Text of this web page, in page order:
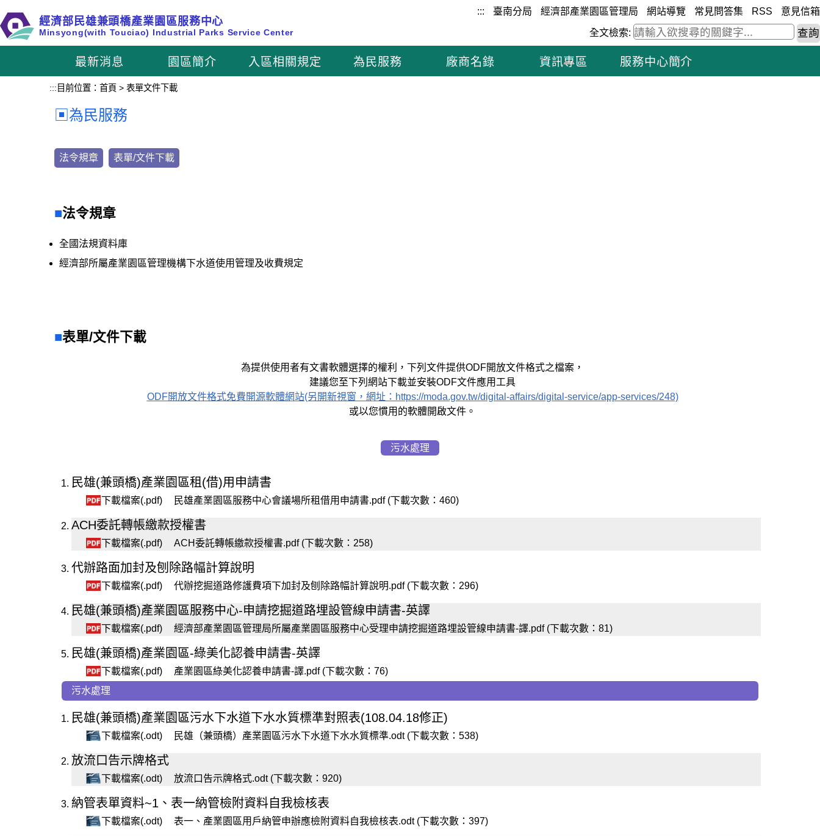
到
主
經濟部民雄兼頭橋產業園區服務中心
Minsyong(with Touciao) Industrial Parks Service Center
::: 臺南分局 經濟部產業園區管理局 網站導覽 常見問答集 RSS 意見信箱
全文檢索:
最新消息 園區簡介 入區相關規定 為民服務 廠商名錄 資訊專區 服務中心簡介
::: 目前位置： 首頁 > 表單文件下載
為民服務
法令規章 表單/文件下載
法令規章
全國法規資料庫
經濟部所屬產業園區管理機構下水道使用管理及收費規定
表單/文件下載
為提供使用者有文書軟體選擇的權利，下列文件提供ODF開放文件格式之檔案，
建議您至下列網站下載並安裝ODF文件應用工具
ODF開放文件格式免費開源軟體網站(另開新視窗，網址：https://moda.gov.tw/digital-affairs/digital-service/app-services/248)
或以您慣用的軟體開啟文件。
污水處理
民雄(兼頭橋)產業園區租(借)用申請書
下載檔案(.pdf) 民雄產業園區服務中心會議場所租借用申請書.pdf (下載次數：460)
ACH委託轉帳繳款授權書
下載檔案(.pdf) ACH委託轉帳繳款授權書.pdf (下載次數：258)
代辦路面加封及刨除路幅計算說明
下載檔案(.pdf) 代辦挖掘道路修護費項下加封及刨除路幅計算說明.pdf (下載次數：296)
民雄(兼頭橋)產業園區服務中心-申請挖掘道路埋設管線申請書-英譯
下載檔案(.pdf) 經濟部產業園區管理局所屬產業園區服務中心受理申請挖掘道路埋設管線申請書-譯.pdf (下載次數：81)
民雄(兼頭橋)產業園區-綠美化認養申請書-英譯
下載檔案(.pdf)
產業園區綠美化認養申請書-譯.pdf (下載次數：76)
污水處理
民雄(兼頭橋)產業園區污水下水道下水水質標準對照表(108.04.18修正)
下載檔案(.odt) 民雄（兼頭橋）產業園區污水下水道下水水質標準.odt (下載次數：538)
放流口告示牌格式
下載檔案(.odt) 放流口告示牌格式.odt (下載次數：920)
納管表單資料~1、表一納管檢附資料自我檢核表
下載檔案(.odt) 表一、產業園區用戶納管申辦應檢附資料自我檢核表.odt (下載次數：397)